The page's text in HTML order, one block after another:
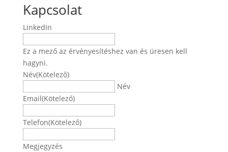
Kapcsolat
LinkedIn
Ez a mező az érvényesítéshez van és üresen kell
hagyni.
Név(Kötelező)
Név
Email(Kötelező)
Telefon(Kötelező)
Megjegyzés